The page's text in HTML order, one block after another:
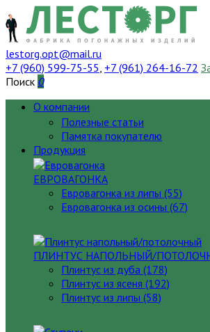
lestorg.opt@mail.ru
+7 (960) 599-75-55, +7 (961) 264-16-72
Поиск 0
О компании
Полезные статьи
Памятка покупателю
Продукция
ЕВРОВАГОНКА
Евровагонка из липы (55)
Евровагонка из осины (67)
ПЛИНТУС НАПОЛЬНЫЙ/
Плинтус из дуба (178)
Плинтус из ясеня (192)
Плинтус из липы (58)